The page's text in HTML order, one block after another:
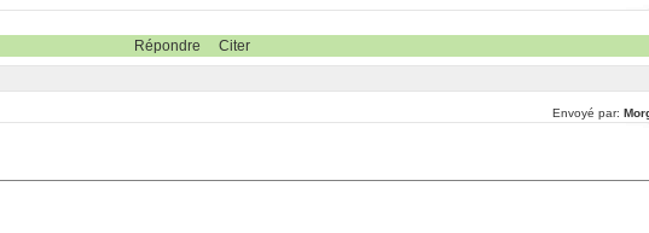
Répondre Citer
Envoyé par: